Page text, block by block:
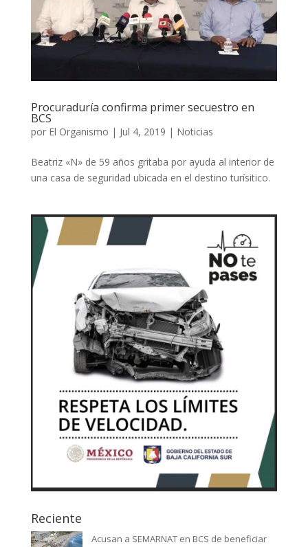
Procuraduría confirma primer secuestro en
BCS
por El Organismo | Jul 4, 2019 | Noticias
Beatriz «N» de 59 años gritaba por ayuda al interior de
una casa de seguridad ubicada en el destino turísitico.
Reciente
Acusan a SEMARNAT en BCS de beneficiar